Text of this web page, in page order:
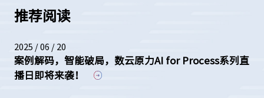
推荐阅读
2025 / 06 / 20
案例解码，智能破局，数云原力AI for Process系列直
播日即将来袭！